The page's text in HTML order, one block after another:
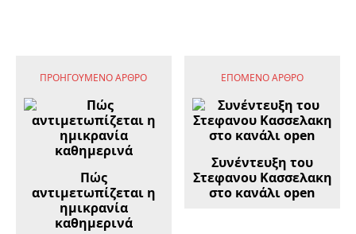
ΠΡΟΗΓΟΎΜΕΝΟ ΆΡΘΡΟ
Πώς
αντιμετωπίζεται η
ημικρανία
καθημερινά
ΕΠΌΜΕΝΟ ΆΡΘΡΟ
Συνέντευξη του
Στεφανου Κασσελακη
στο κανάλι open